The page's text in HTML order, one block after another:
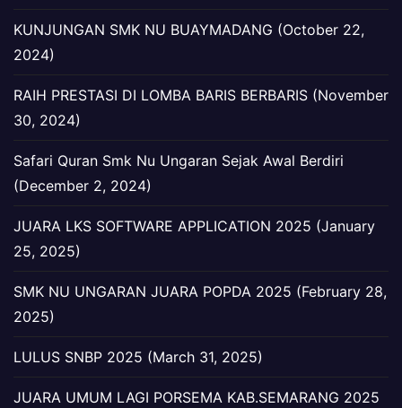
KUNJUNGAN SMK NU BUAYMADANG (October 22,
2024)
RAIH PRESTASI DI LOMBA BARIS BERBARIS (November
30, 2024)
Safari Quran Smk Nu Ungaran Sejak Awal Berdiri
(December 2, 2024)
JUARA LKS SOFTWARE APPLICATION 2025 (January
25, 2025)
SMK NU UNGARAN JUARA POPDA 2025 (February 28,
2025)
LULUS SNBP 2025 (March 31, 2025)
JUARA UMUM LAGI PORSEMA KAB.SEMARANG 2025